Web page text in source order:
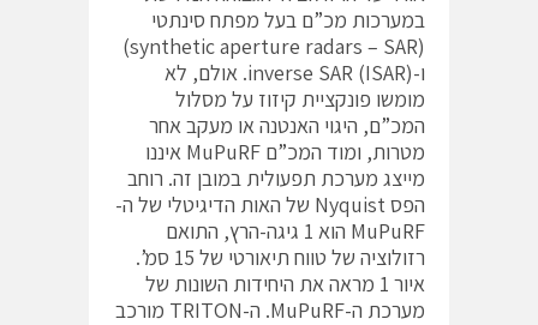
במערכות מכ”ם בעל מפתח סינתטי
(synthetic aperture radars – SAR)
ו-(inverse SAR (ISAR. אולם, לא
מומשו פונקציית קיזוז על מסלול
המכ”ם, היגוי האנטנה או מעקב אחר
מטרות, ומוד המכ”ם MuPuRF איננו
מייצג מערכת תפעולית במובן זה. רוחב
הפס Nyquist של האות הדיגיטלי של ה-
MuPuRF הוא 1 גיגה-הרץ, התואם
רזולוציה של טווח תיאורטי של 15 סמ’.
איור 1 מראה את היחידות השונות של
מערכת ה-MuPuRF. ה-TRITON מורכב